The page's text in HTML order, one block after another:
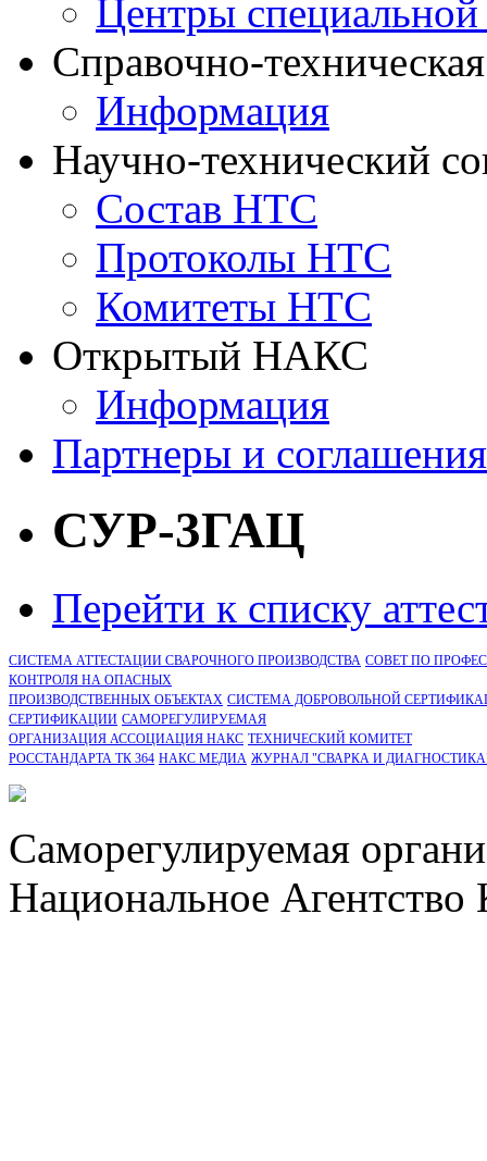
Центры
Справочно-
Информация
Научно-технический
Состав НТС
Протоколы НТС
Комитеты НТС
Открытый НАКС
Информация
Партнеры и соглашения
СУР-3ГАЦ
Перейти к списку
СИСТЕМА АТТЕСТАЦИИ СВАРОЧНОГО ПРОИЗВОДСТВА СОВЕТ ПО
КОНТРОЛЯ НА ОПАСНЫХ
ПРОИЗВОДСТВЕННЫХ ОБЪЕКТАХ СИСТЕМА ДОБРОВОЛЬНОЙ
CЕРТИФИКАЦИИ САМОРЕГУЛИРУЕМАЯ
ОРГАНИЗАЦИЯ АССОЦИАЦИЯ НАКС ТЕХНИЧЕСКИЙ КОМИТЕТ
РОССТАНДАРТА ТК 364 НАКС МЕДИА ЖУРНАЛ "СВАРКА И
Саморегулируемая
Национальное Агентство